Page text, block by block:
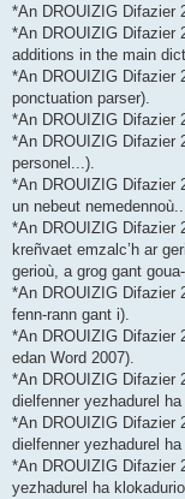
*An DROUIZIG Difazier
*An DROUIZIG Difazier
additions in the main
*An DROUIZIG Difazier
ponctuation parser).
*An DROUIZIG Difazier
*An DROUIZIG Difazier
personel...).
*An DROUIZIG Difazier
un nebeut
*An DROUIZIG Difazier
kreñvaet emzalc’h ar
gerioù, a grog gant
*An DROUIZIG Difazier
fenn-rann gant i).
*An DROUIZIG Difazier
edan Word 2007).
*An DROUIZIG Difazier
dielfenner yezhadurel
*An DROUIZIG Difazier
dielfenner yezhadurel
*An DROUIZIG Difazier
yezhadurel ha